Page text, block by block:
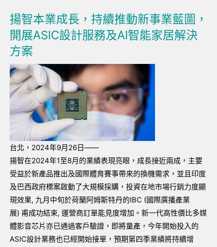
揚智本業成長，持續推動新事業藍圖，
開展ASIC設計服務及AI智能家居解決
方案
台北， 2024年9月26日——
揚智在2024年1至8月的業績表現亮眼，成長接近兩成，主要
受益於新產品推出及國際體育賽事帶來的換機需求，並且印度
及巴西政府標案啟動了大規模採購，投資在地市場行銷力度顯
現效果, 九月中旬於荷蘭阿姆斯特丹的IBC (國際廣播產業
展) 甫成功結束, 運營商訂單能見度增加。新一代高性價比多媒
體影音芯片亦已通過客戶驗證，即將量產，今年開始投入的
ASIC設計業務也已經開始接單，預期第四季業績將持續增